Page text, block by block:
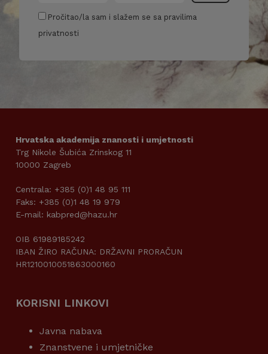
Pročitao/la sam i slažem se sa pravilima
privatnosti
Hrvatska akademija znanosti i umjetnosti
Trg Nikole Šubića Zrinskog 11
10000 Zagreb
Centrala: +385 (0)1 48 95 111
Faks: +385 (0)1 48 19 979
E-mail: kabpred@hazu.hr
OIB 61989185242
IBAN ŽIRO RAČUNA: DRŽAVNI PRORAČUN
HR1210010051863000160
KORISNI LINKOVI
Javna nabava
Znanstvene i umjetničke